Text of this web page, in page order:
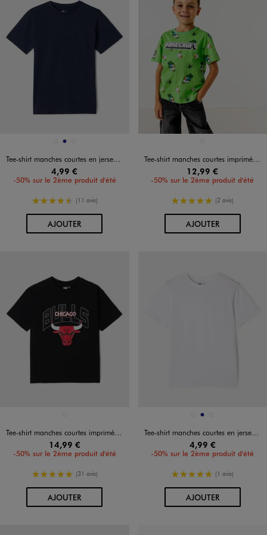
Disponible en 3 coloris
BLANC VIF
MARINE
Tee-shirt manches courtes en jersey de coton garçon
4,99 €
-50% sur le 2ème produit d'été
4.5/5 de moyenne
(11 avis)
AJOUTERAU PANIER
Tee-shirt manches courtes imprimé garçon - Minecraft
12,99 €
-50% sur le 2ème produit d'été
5/5 de moyenne
(2 avis)
AJOUTERAU PANIER
Tee-shirt manches courtes imprimé Bulls garçon - NBA
14,99 €
-50% sur le 2ème produit d'été
5/5 de moyenne
(31 avis)
AJOUTERAU PANIER
Disponible en 3 coloris
BLANC VIF
MARINE
Tee-shirt manches courtes en jersey de coton garçon
4,99 €
-50% sur le 2ème produit d'été
5/5 de moyenne
(1 avis)
AJOUTERAU PANIER